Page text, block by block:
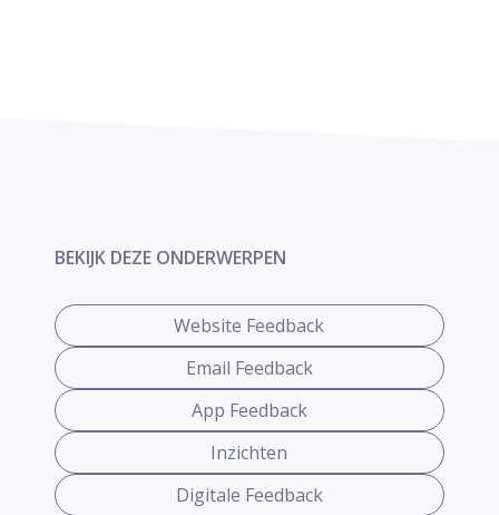
BEKIJK DEZE ONDERWERPEN
Website Feedback
Email Feedback
App Feedback
Inzichten
Digitale Feedback